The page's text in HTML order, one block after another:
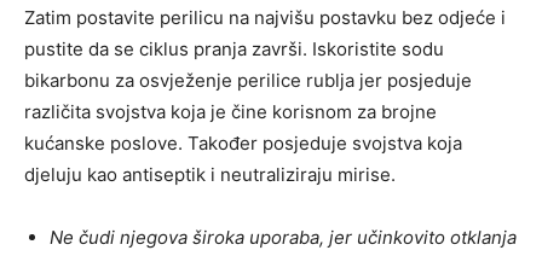
Zatim postavite perilicu na najvišu postavku bez odjeće i
pustite da se ciklus pranja završi. Iskoristite sodu
bikarbonu za osvježenje perilice rublja jer posjeduje
različita svojstva koja je čine korisnom za brojne
kućanske poslove. Također posjeduje svojstva koja
djeluju kao antiseptik i neutraliziraju mirise.
Ne čudi njegova široka uporaba, jer učinkovito otklanja